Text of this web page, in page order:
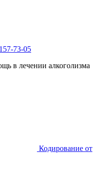
73-05
в лечении алкоголизма
Кодирование от